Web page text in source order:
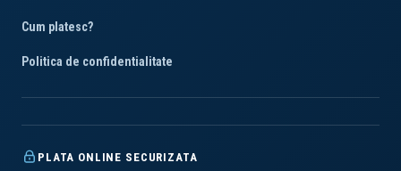
Cum platesc?
Politica de confidentialitate
PLATA ONLINE SECURIZATA